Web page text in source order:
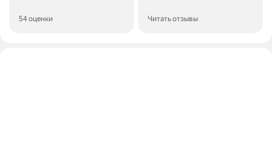
54 оценки Читать отзывы